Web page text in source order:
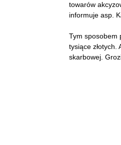
towarów
informuje asp.
Tym sposobem
tysiące złotych.
skarbowej.